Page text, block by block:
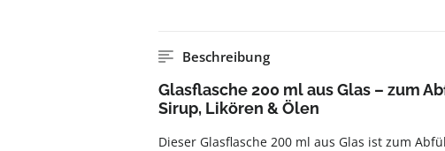
Beschreibung
Glasflasche 200 ml aus Glas – zum
Sirup, Likören & Ölen
Dieser Glasflasche 200 ml aus Glas ist zum